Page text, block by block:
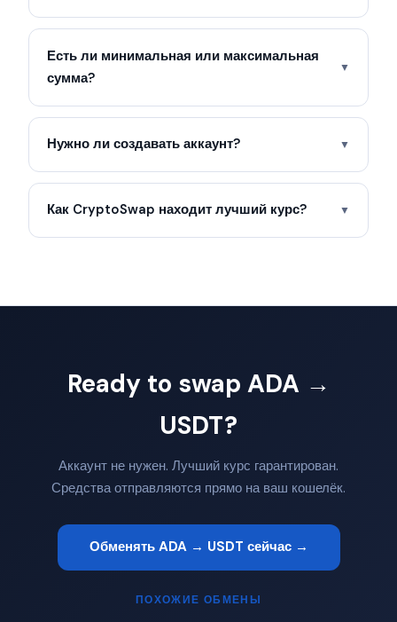
Есть ли минимальная или максимальная
сумма?
▼
Нужно ли создавать аккаунт? ▼
Как CryptoSwap находит лучший курс? ▼
Ready to swap ADA →
USDT?
Аккаунт не нужен. Лучший курс гарантирован.
Средства отправляются прямо на ваш кошелёк.
Обменять ADA → USDT сейчас →
ПОХОЖИЕ ОБМЕНЫ